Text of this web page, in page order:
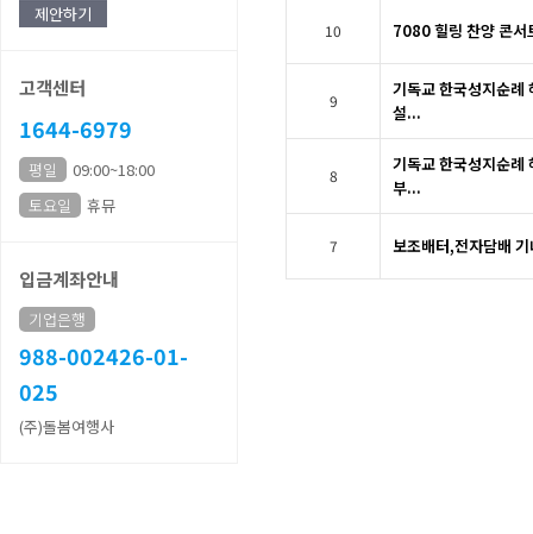
제안하기
고객센터
1644-6979
평일
09:00~18:00
토요일
휴뮤
입금계좌안내
기업은행
988-002426-01-
025
(주)돌봄여행사
10 7080 힐링 찬양 콘서
9
기독교 한국성지순례
설...
8
기독교 한국성지순례
부...
7 보조배터,전자담배